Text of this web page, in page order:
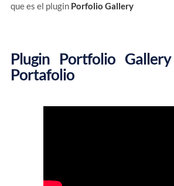
que es el plugin Porfolio Gallery
Plugin Portfolio
Portafolio